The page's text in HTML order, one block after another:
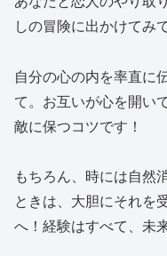
しの冒険に出かけてみ
自分の心の内を率直に
て。お互いが心を開い
敵に保つコツです！
もちろん、時には自然
ときは、大胆にそれを
へ！経験はすべて、未